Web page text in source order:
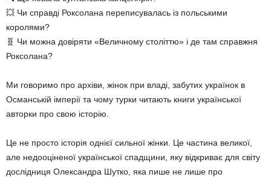
💥 Чи справді Роксолана переписувалась із польськими
королями?
🧬 Чи можна довіряти «Величному століттю» і де там справжня
Роксолана?
Ми говоримо про архіви, жінок при владі, забутих українок в
Османській імперії та чому турки читають книги української
авторки про свою історію.
Це не просто історія однієї сильної жінки. Це частина великої,
але недооціненої української спадщини, яку відкриває для світу
дослідниця Олександра Шутко, яка пише не лише про